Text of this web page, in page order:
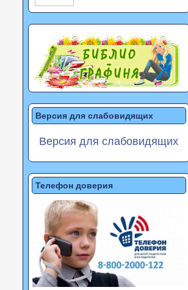
Версия для слабовидящих
Версия для слабовидящих
Телефон доверия